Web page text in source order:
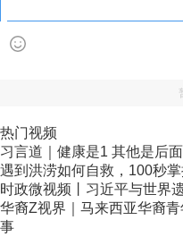
热门视频
习言道｜健康是1 其他是后
遇到洪涝如何自救，100秒掌
时政微视频丨习近平与世界
华裔Z视界｜马来西亚华裔
事